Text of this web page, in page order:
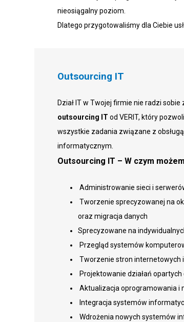
nieosiągalny poziom.
Dlatego przygotowaliśmy dla Ciebie
Outsourcing IT
Dział IT w Twojej firmie nie radzi
outsourcing IT od VERIT, który
wszystkie zadania związane z
informatycznym.
Outsourcing IT – W czym
Administrowanie sieci i
Tworzenie sprecyzowanej na
oraz migracja danych
Sprecyzowane na
Przegląd systemów
Tworzenie stron internetowych
Projektowanie działań
Aktualizacja oprogramowania i
Integracja systemów
Wdrożenia nowych systemów